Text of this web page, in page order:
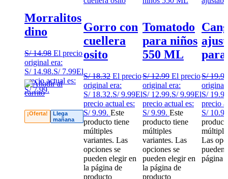
¡Oferta!
Llega
mañana
Morralitos
dino
S/14.98 El precio
original era:
S/ 14.98.S/7.99El
precio actual es:
S/ 7.99.
Gorro con
cuellera
osito
S/18.32 El precio
original era:
S/ 18.32.S/9.99El
precio actual es:
S/ 9.99. Este
producto tiene
múltiples
variantes. Las
opciones se
pueden elegir en
la página de
producto
Tomatodo
para niños
550 ML
S/12.99 El precio
original era:
S/ 12.99.S/9.99El
precio actual es:
S/ 9.99. Este
producto tiene
múltiples
variantes. Las
opciones se
pueden elegir en
la página de
producto
para
S/19.99
original
S/
precio
S/
Las
pueden
página